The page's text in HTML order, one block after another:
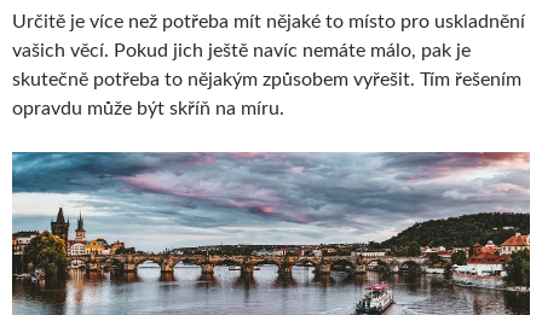
Určitě je více než potřeba mít nějaké to místo pro uskladnění
vašich věcí. Pokud jich ještě navíc nemáte málo, pak je
skutečně potřeba to nějakým způsobem vyřešit. Tím řešením
opravdu může být skříň na míru.